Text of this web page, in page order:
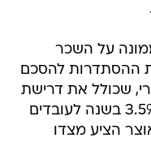
על השכר
ההסתדרות להסכם
שכולל את דרישת
ההסתדרות לתוספת שכר של 3.5% בשנה לעובדים
האוצר הציע מצדו